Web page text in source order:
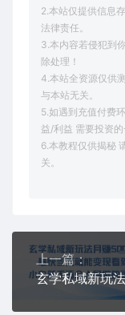
2.本站仅提供信息
法律责任。
3.本内容若侵犯到
除处理！
4.本站全资源仅供
与本站无关。
5.如遇到充值付费
益/利益 需要投资
6.本教程仅供揭秘
关。
上一篇：